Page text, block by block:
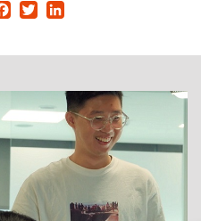
Facebook
Twitter